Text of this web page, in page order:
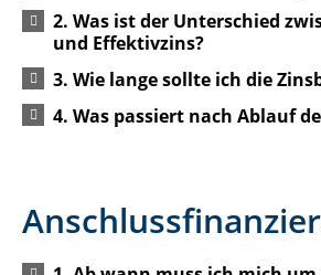
2. Was ist der Unterschied
und Effektivzins?
3. Wie lange sollte ich die
4. Was passiert nach Ablauf